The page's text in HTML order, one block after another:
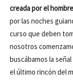
creada por el
por las noches
curso que deben
nosotros
buscábamos la
el último rincón del